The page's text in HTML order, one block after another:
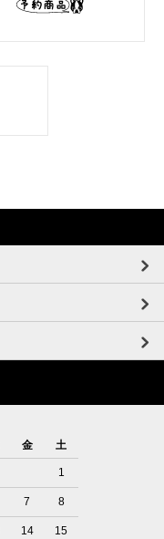
金 土
1
7 8
14 15